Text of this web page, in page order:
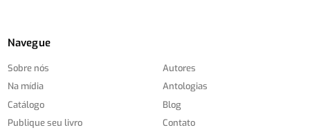
Navegue
Sobre nós
Na mídia
Catálogo
Publique seu livro
Autores
Antologias
Blog
Contato